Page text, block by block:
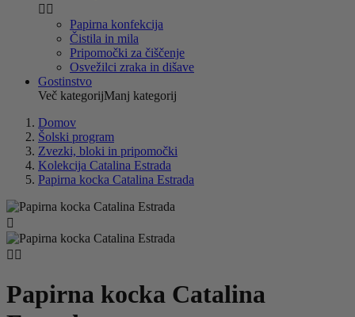
 
Papirna konfekcija
Čistila in mila
Pripomočki za čiščenje
Osvežilci zraka in dišave
Gostinstvo
Več kategorijManj kategorij
Domov
Šolski program
Zvezki, bloki in pripomočki
Kolekcija Catalina Estrada
Papirna kocka Catalina Estrada

 
Papirna kocka Catalina